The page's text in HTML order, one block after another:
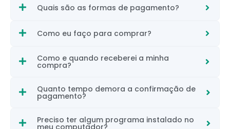
Quais são as formas de pagamento?
Como eu faço para comprar?
Como e quando receberei a minha
compra?
Quanto tempo demora a confirmação de
pagamento?
Preciso ter algum programa instalado no